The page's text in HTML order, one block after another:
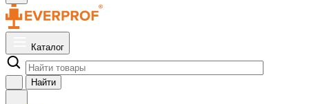
Каталог
Найти